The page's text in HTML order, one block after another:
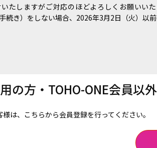
たしますがご対応のほどよろしくお願いいた
続き）をしない場合、2026年3月2日（火）以
の方・TOHO-ONE会員以
は、こちらから会員登録を行ってください。